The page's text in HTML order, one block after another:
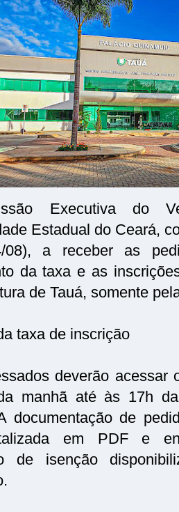
Executiva do
Estadual do Ceará,
08), a receber as
da taxa e as
de Tauá, somente
taxa de inscrição
deverão acessar
manhã até às 17h da
documentação de
em PDF e
de isenção